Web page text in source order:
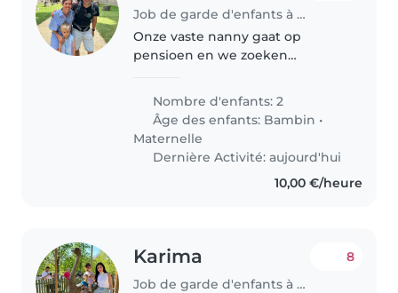
Job de garde d'enfants à Anzegem
Onze vaste nanny gaat op
pensioen en we zoeken
warm nest uit waar de kinderen
zich ten volle amuseren: plezier,
speelpret, avontuur en vele
buitenmomenten..
Nombre d'enfants: 2
Âge des enfants: Bambin •
Maternelle
Dernière Activité: aujourd'hui
10,00 €/heure
Karima
Job de garde d'enfants à Anzegem
8